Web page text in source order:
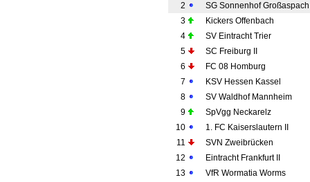
2
SG Sonnenhof Großaspach
3
Kickers Offenbach
4
SV Eintracht Trier
5
SC Freiburg II
6
FC 08 Homburg
7
KSV Hessen Kassel
8
SV Waldhof Mannheim
9
SpVgg Neckarelz
10
1. FC Kaiserslautern II
11
SVN Zweibrücken
12
Eintracht Frankfurt II
13
VfR Wormatia Worms